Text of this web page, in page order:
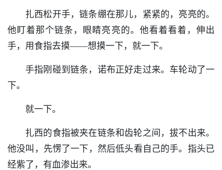
扎西松开手，链条绷在那儿，紧紧的，亮亮的。
他盯着那个链条，眼睛亮亮的。他看着看着，伸出
手，用食指去摸——想摸一下，就一下。
手指刚碰到链条，诺布正好走过来。车轮动了一
下。
就一下。
扎西的食指被夹在链条和齿轮之间，拔不出来。
他没叫，先愣了一下，然后低头看自己的手。指头已
经紫了，有血渗出来。